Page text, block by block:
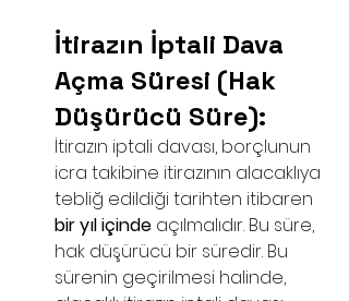
İtirazın İptali Dava
Açma Süresi (Hak
Düşürücü Süre):
İtirazın iptali davası, borçlunun
icra takibine itirazının alacaklıya
tebliğ edildiği tarihten itibaren
bir yıl içinde açılmalıdır. Bu süre,
hak düşürücü bir süredir. Bu
sürenin geçirilmesi halinde,